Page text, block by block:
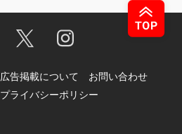
広告掲載について
お問い合わせ
プライバシーポリシー